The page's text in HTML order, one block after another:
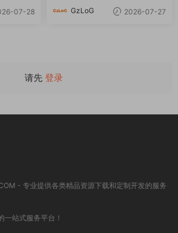
07-28 GzLoG 2026-07-27
请先 登录
- 专业提供各类精品资源下载和定制开发的服务
一站式服务平台！